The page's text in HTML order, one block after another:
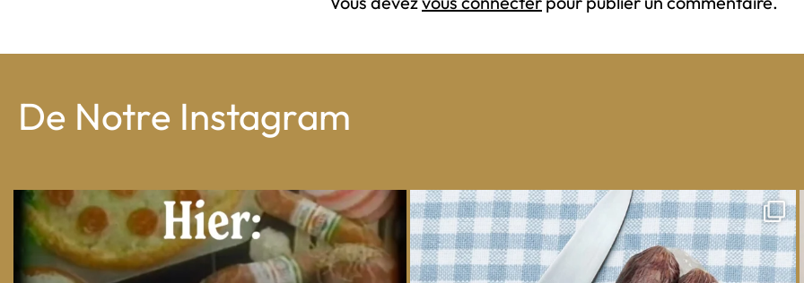
De Notre Instagram
From wood-paneled basements to candlelit condo...
8 0
One whole Mastro® Cacciatore Salami, so many
ways...
16 0